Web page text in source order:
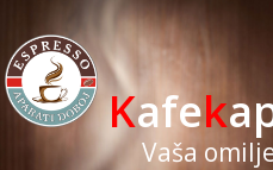
Kafek
Vaša